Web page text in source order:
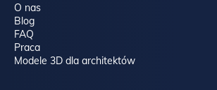
O nas
Blog
FAQ
Praca
Modele 3D dla architektów